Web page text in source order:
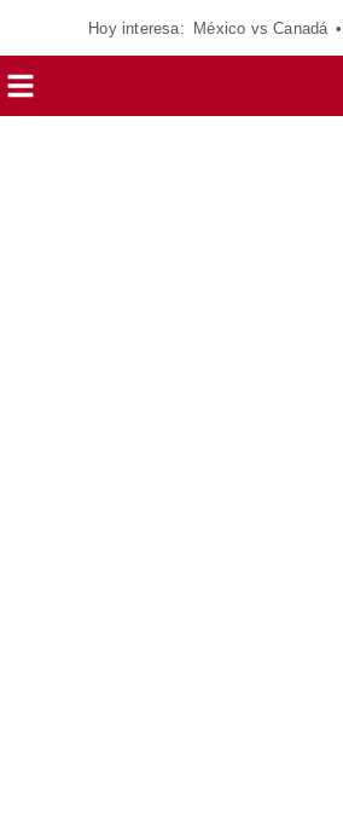
Hoy interesa: México vs Canadá